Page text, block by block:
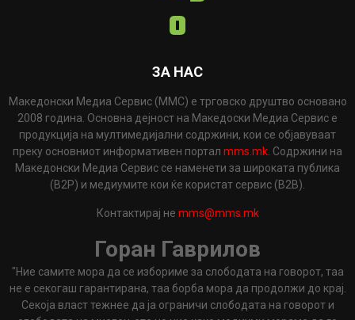
ЗА НАС
Македонски Медиа Сервис (ММС) е трговско друштво основано
2008 година. Основна дејност на Македоски Медиа Сервис е
продукција на мултимедијални содржини, кои се објавуваат
преку основниот информативен портал mms.mk . Содржини на
Македонски Медиа Сервис се наменети за широката публика
(B2P) и медиумите кои ќе користат сервис (B2B).
Контактирај не mms@mms.mk
Горан Гаврилов
"Ние самите мора да се избориме за слободата на говорот, таа
не е секогаш гарантирана, таа борба мора да продолжи до крај.
Секоја власт тежнее да ја ограничи слободата на говорот и